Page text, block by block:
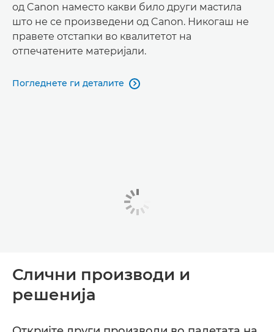
од Canon наместо какви било други мастила
што не се произведени од Canon. Никогаш не
правете отстапки во квалитетот на
отпечатените материјали.
Погледнете ги деталите 
Слични производи и
решенија